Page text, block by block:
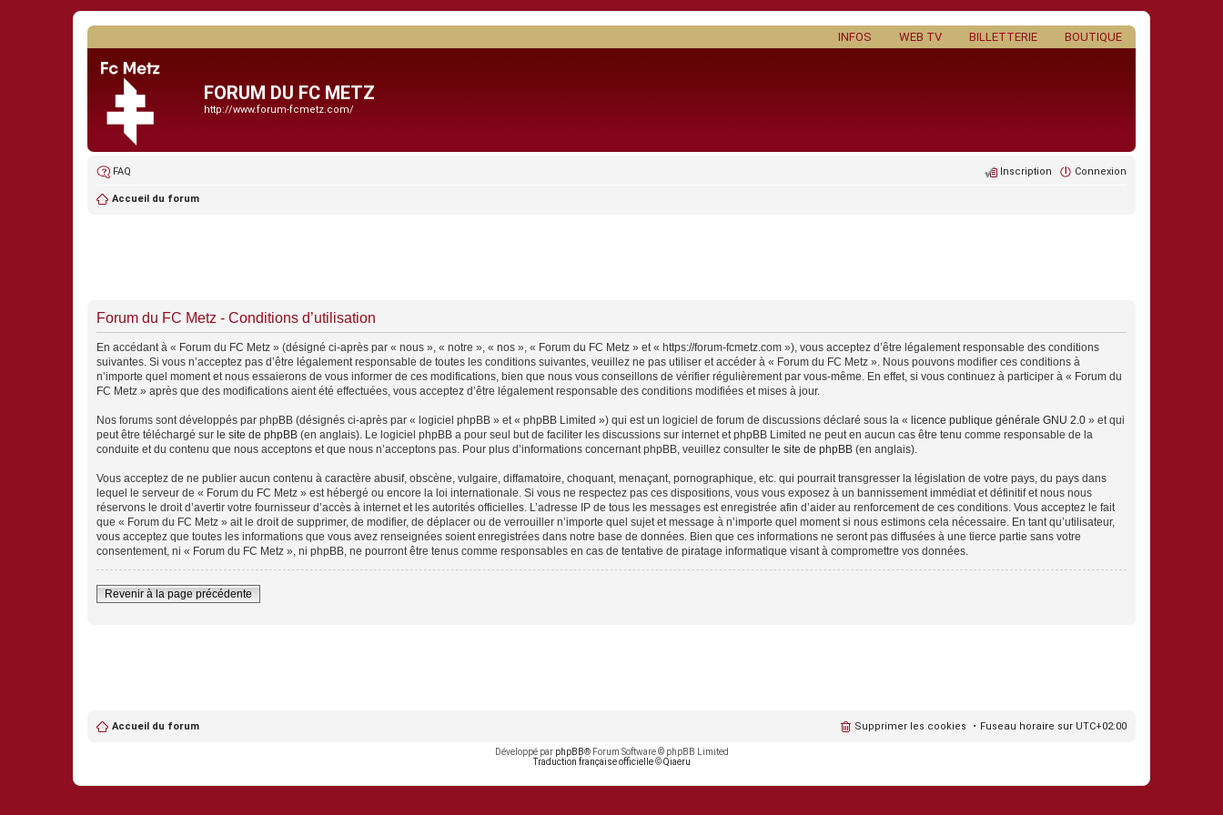
BOUTIQUE
BILLETTERIE
WEB TV
INFOS
FORUM DU FC METZ
http://www.forum-fcmetz.com/
FAQ Connexion
Inscription
Accueil du forum
Forum du FC Metz - Conditions d’utilisation
En accédant à « Forum du FC Metz » (désigné ci-après par « nous », « notre », « nos », « Forum du FC Metz » et « https://forum-fcmetz.com »), vous acceptez d’être légalement responsable des conditions
suivantes. Si vous n’acceptez pas d’être légalement responsable de toutes les conditions suivantes, veuillez ne pas utiliser et accéder à « Forum du FC Metz ». Nous pouvons modifier ces conditions à
n’importe quel moment et nous essaierons de vous informer de ces modifications, bien que nous vous conseillons de vérifier régulièrement par vous-même. En effet, si vous continuez à participer à « Forum du
FC Metz » après que des modifications aient été effectuées, vous acceptez d’être légalement responsable des conditions modifiées et mises à jour.
Nos forums sont développés par phpBB (désignés ci-après par « logiciel phpBB » et « phpBB Limited ») qui est un logiciel de forum de discussions déclaré sous la « licence publique générale GNU 2.0 » et qui
peut être téléchargé sur le site de phpBB (en anglais). Le logiciel phpBB a pour seul but de faciliter les discussions sur internet et phpBB Limited ne peut en aucun cas être tenu comme responsable de la
conduite et du contenu que nous acceptons et que nous n’acceptons pas. Pour plus d’informations concernant phpBB, veuillez consulter le site de phpBB (en anglais).
Vous acceptez de ne publier aucun contenu à caractère abusif, obscène, vulgaire, diffamatoire, choquant, menaçant, pornographique, etc. qui pourrait transgresser la législation de votre pays, du pays dans
lequel le serveur de « Forum du FC Metz » est hébergé ou encore la loi internationale. Si vous ne respectez pas ces dispositions, vous vous exposez à un bannissement immédiat et définitif et nous nous
réservons le droit d’avertir votre fournisseur d’accès à internet et les autorités officielles. L’adresse IP de tous les messages est enregistrée afin d’aider au renforcement de ces conditions. Vous acceptez le fait
que « Forum du FC Metz » ait le droit de supprimer, de modifier, de déplacer ou de verrouiller n’importe quel sujet et message à n’importe quel moment si nous estimons cela nécessaire. En tant qu’utilisateur,
vous acceptez que toutes les informations que vous avez renseignées soient enregistrées dans notre base de données. Bien que ces informations ne seront pas diffusées à une tierce partie sans votre
consentement, ni « Forum du FC Metz », ni phpBB, ne pourront être tenus comme responsables en cas de tentative de piratage informatique visant à compromettre vos données.
Revenir à la page précédente
Accueil du forum Fuseau horaire sur UTC+02:00
Supprimer les cookies
Développé par phpBB® Forum Software © phpBB Limited
Traduction française officielle©Qiaeru